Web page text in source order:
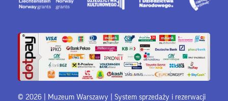
© 2026 | Muzeum Warszawy | System sprzedaży i rezerwacji